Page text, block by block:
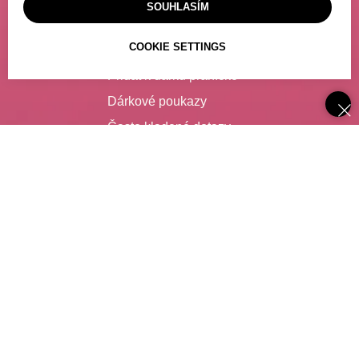
SOUHLASÍM
COOKIE SETTINGS
Výdejní místo
Poslat dárek
Dárkové poukazy
Často kladené dotazy